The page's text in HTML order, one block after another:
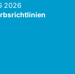
2026